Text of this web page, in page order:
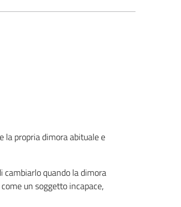
la propria dimora abituale e
cambiarlo quando la dimora
un soggetto incapace,